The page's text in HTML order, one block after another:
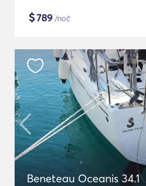
$789 /noč
Beneteau Oceanis 34.1